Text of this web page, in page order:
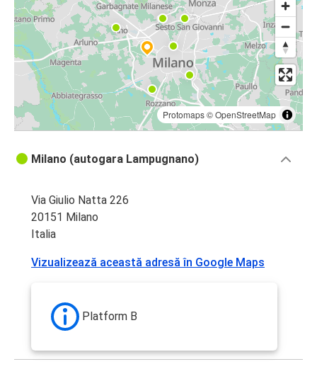
Protomaps©OpenStreetMap
Milano (autogara Lampugnano)
Via Giulio Natta 226
20151 Milano
Italia
Vizualizează această adresă în Google Maps
Platform B